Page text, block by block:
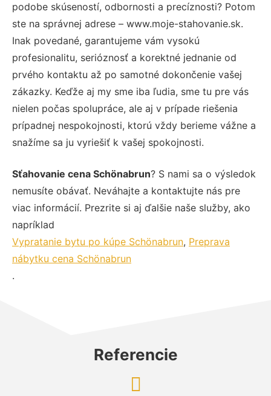
podobe skúseností, odbornosti a precíznosti? Potom
ste na správnej adrese – www.moje-stahovanie.sk.
Inak povedané, garantujeme vám vysokú
profesionalitu, serióznosť a korektné jednanie od
prvého kontaktu až po samotné dokončenie vašej
zákazky. Keďže aj my sme iba ľudia, sme tu pre vás
nielen počas spolupráce, ale aj v prípade riešenia
prípadnej nespokojnosti, ktorú vždy berieme vážne a
snažíme sa ju vyriešiť k vašej spokojnosti.
Sťahovanie cena Schönabrun? S nami sa o výsledok
nemusíte obávať. Neváhajte a kontaktujte nás pre
viac informácií. Prezrite si aj ďalšie naše služby, ako
napríklad
Vypratanie bytu po kúpe Schönabrun, Preprava
nábytku cena Schönabrun
.
Referencie